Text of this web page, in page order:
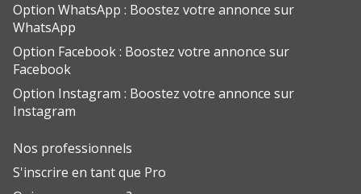
Option WhatsApp : Boostez votre annonce sur
WhatsApp
Option Facebook : Boostez votre annonce sur
Facebook
Option Instagram : Boostez votre annonce sur
Instagram
Nos professionnels
S'inscrire en tant que Pro